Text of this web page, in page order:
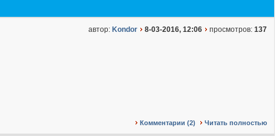
автор: Kondor 8-03-2016, 12:06 просмотров: 137
Комментарии (2) Читать полностью